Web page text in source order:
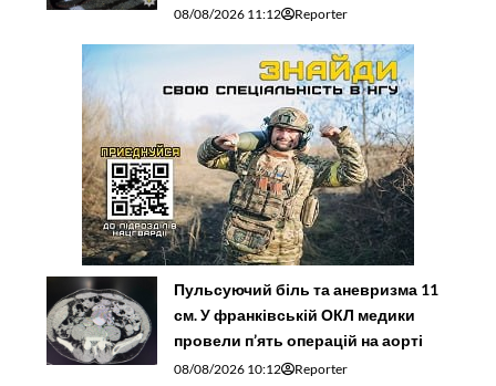
08/08/2026 11:12 Reporter
Пульсуючий біль та аневризма 11
см. У франківській ОКЛ медики
провели п’ять операцій на аорті
08/08/2026 10:12 Reporter